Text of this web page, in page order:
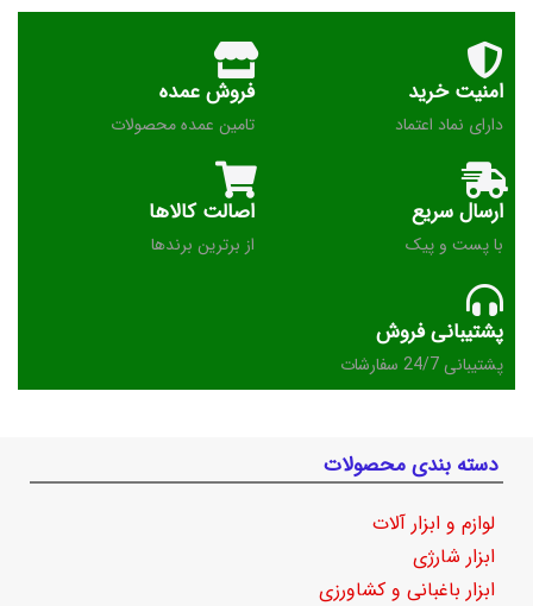
امنیت خرید
دارای نماد اعتماد
فروش عمده
تامین عمده محصولات
ارسال سریع
با پست و پیک
اصالت کالاها
از برترین برندها
پشتیبانی فروش
پشتیبانی 24/7 سفارشات
دسته بندی محصولات
لوازم و ابزار آلات
ابزار شارژی
ابزار باغبانی و کشاورزی